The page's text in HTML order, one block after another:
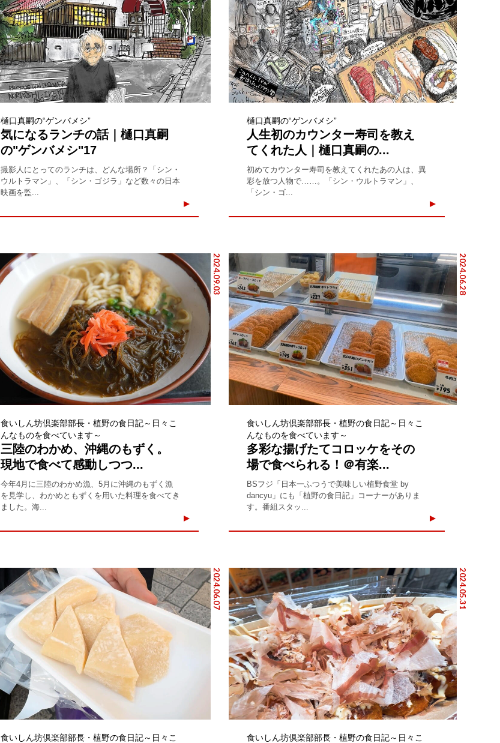
樋口真嗣の“ゲンバメシ”
気になるランチの話｜樋口真嗣
の"ゲンバメシ"17
撮影人にとってのランチは、どんな場所？「シン・
ウルトラマン」、「シン・ゴジラ」など数々の日本
映画を監...
樋口真嗣の“ゲンバメシ”
人生初のカウンター寿司を教え
てくれた人｜樋口真嗣の...
初めてカウンター寿司を教えてくれたあの人は、異
彩を放つ人物で……。「シン・ウルトラマン」、
「シン・ゴ...
2024.09.03
食いしん坊倶楽部部長・植野の食日記～日々こ
んなものを食べています～
三陸のわかめ、沖縄のもずく。
現地で食べて感動しつつ...
今年4月に三陸のわかめ漁、5月に沖縄のもずく漁
を見学し、わかめともずくを用いた料理を食べてき
ました。海...
2024.06.28
食いしん坊倶楽部部長・植野の食日記～日々こ
んなものを食べています～
多彩な揚げたてコロッケをその
場で食べられる！＠有楽...
BSフジ「日本一ふつうで美味しい植野食堂 by
dancyu」にも「植野の食日記」コーナーがありま
す。番組スタッ...
2024.06.07
食いしん坊倶楽部部長・植野の食日記～日々こ
2024.05.31
食いしん坊倶楽部部長・植野の食日記～日々こ